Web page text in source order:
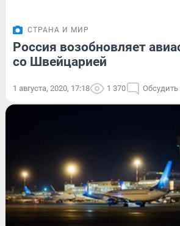
СТРАНА И МИР
Россия возобновляет
со Швейцарией
1 августа, 2020, 17:18 1 370 Обсудить